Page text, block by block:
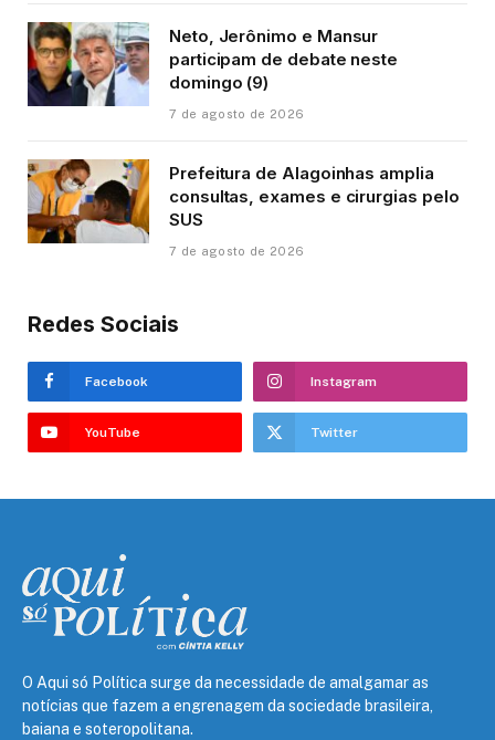
Neto, Jerônimo e Mansur
participam de debate neste
domingo (9)
7 de agosto de 2026
Prefeitura de Alagoinhas amplia
consultas, exames e cirurgias pelo
SUS
7 de agosto de 2026
Redes Sociais
Facebook Instagram
YouTube Twitter
O Aqui só Política surge da necessidade de amalgamar as
notícias que fazem a engrenagem da sociedade brasileira,
baiana e soteropolitana.